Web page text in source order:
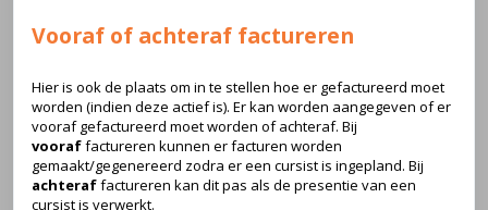
Vooraf of achteraf factureren
Hier is ook de plaats om in te stellen hoe er gefactureerd moet
worden (indien deze actief is). Er kan worden aangegeven of er
vooraf gefactureerd moet worden of achteraf. Bij
vooraffactureren kunnen er facturen worden
gemaakt/gegenereerd zodra er een cursist is ingepland. Bij
achteraffactureren kan dit pas als de presentie van een
cursist is verwerkt.